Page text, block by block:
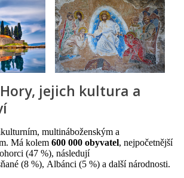
jejich kultura a
multináboženským a
Má kolem 600 000 obyvatel, nejpočetnější
(47 %), následují
(8 %), Albánci (5 %) a další národnosti.